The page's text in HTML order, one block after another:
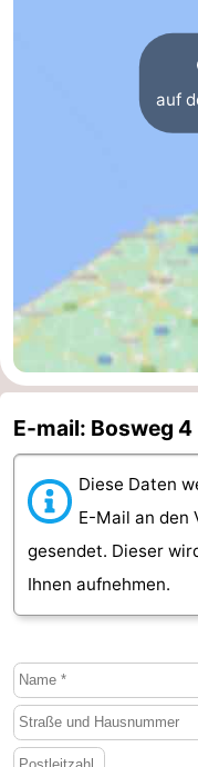
Sluis
Cadzand
-
Natur
Het
Zwin
Wetter
Kontakt
auf
E-mail: Bosweg 4
Diese Daten
E-Mail an den
gesendet. Dieser
Ihnen aufnehmen.